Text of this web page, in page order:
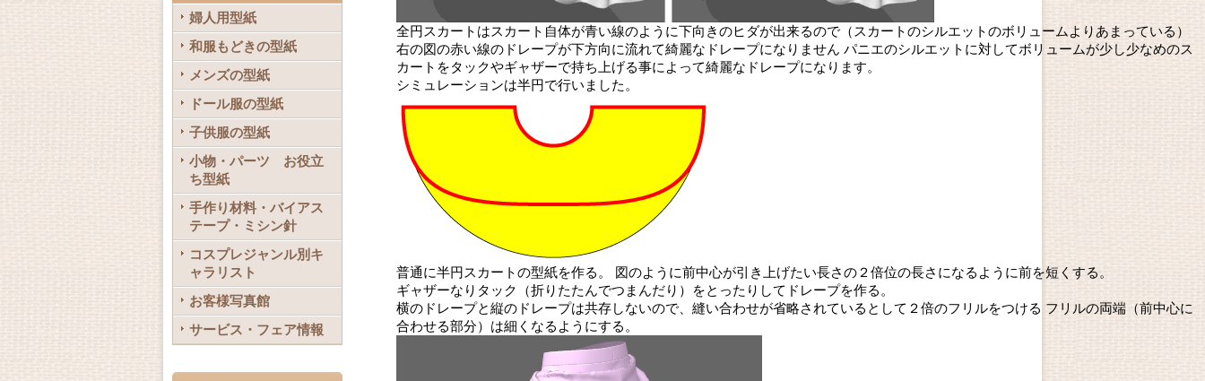
婦人用型紙
和服もどきの型紙
メンズの型紙
ドール服の型紙
子供服の型紙
小物・パーツ お役立
ち型紙
手作り材料・バイアス
テープ・ミシン針
コスプレジャンル別キ
ャラリスト
お客様写真館
サービス・フェア情報
全円スカートはスカート自体が青い線のように下向きのヒダが出来るので（スカートのシルエットのボリュームよりあまっている）
右の図の赤い線のドレープが下方向に流れて綺麗なドレープになりません パニエのシルエットに対してボリュームが少し少なめのス
カートをタックやギャザーで持ち上げる事によって綺麗なドレープになります。
シミュレーションは半円で行いました。
普通に半円スカートの型紙を作る。 図のように前中心が引き上げたい長さの２倍位の長さになるように前を短くする。
ギャザーなりタック（折りたたんでつまんだり）をとったりしてドレープを作る。
横のドレープと縦のドレープは共存しないので、縫い合わせが省略されているとして２倍のフリルをつける フリルの両端（前中心に
合わせる部分）は細くなるようにする。